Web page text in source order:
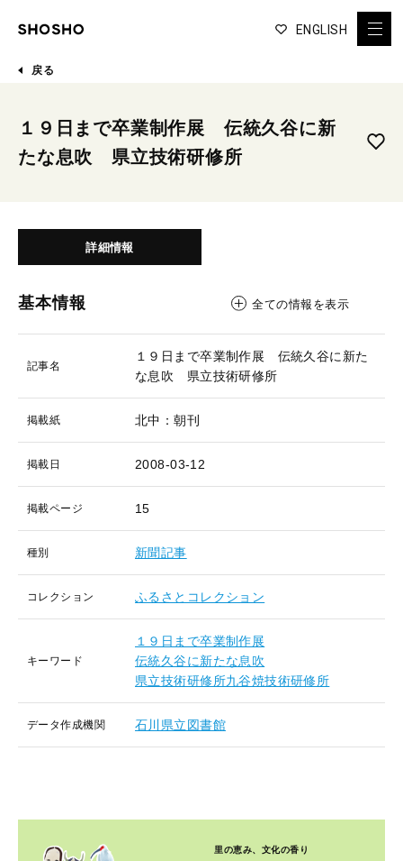
ENGLISH
戻る
１９日まで卒業制作展 伝統久谷に新
たな息吹 県立技術研修所
詳細情報
基本情報 全ての情報を表示
記事名
１９日まで卒業制作展 伝統久谷に新た
な息吹 県立技術研修所
掲載紙 北中：朝刊
掲載日 2008-03-12
掲載ページ 15
種別 新聞記事
コレクション ふるさとコレクション
キーワード
１９日まで卒業制作展
伝統久谷に新たな息吹
県立技術研修所九谷焼技術研修所
データ作成機関 石川県立図書館
里の恵み、文化の香り